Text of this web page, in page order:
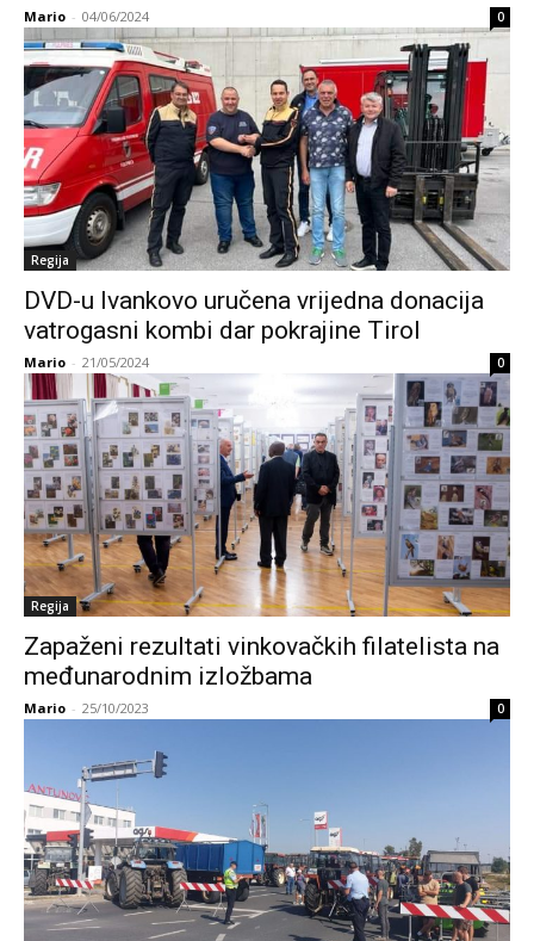
Mario - 04/06/2024 0
Regija
DVD-u Ivankovo uručena vrijedna donacija
vatrogasni kombi dar pokrajine Tirol
Mario - 21/05/2024 0
Regija
Zapaženi rezultati vinkovačkih filatelista na
međunarodnim izložbama
Mario - 25/10/2023 0